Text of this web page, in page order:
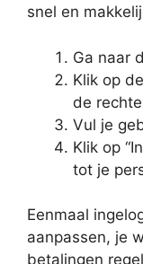
snel en
Ga naar
Klik op
de
Vul je
Klik op
tot je
Eenmaal
aanpassen, je
betalingen